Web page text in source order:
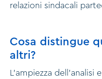
relazioni sindacali
Cosa distingue
altri?
L’ampiezza